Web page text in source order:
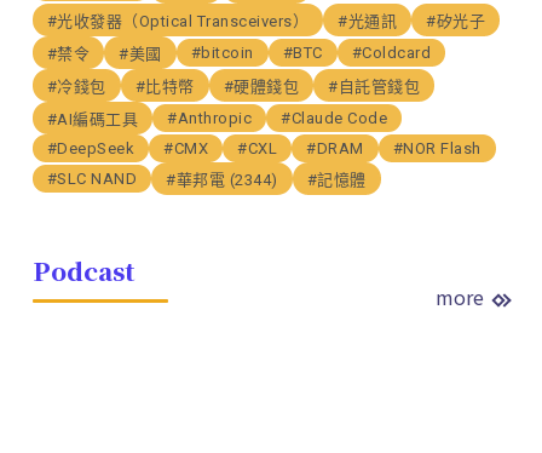
#光收發器（Optical Transceivers）
#光通訊
#矽光子
#禁令
#美國 #bitcoin #BTC
#Coldcard
#冷錢包
#比特幣 #硬體錢包
#自託管錢包
#AI編碼工具
#Anthropic
#Claude Code
#DeepSeek
#CMX #CXL #DRAM
#NOR Flash
#SLC NAND
#華邦電 (2344) #記憶體
Podcast
more